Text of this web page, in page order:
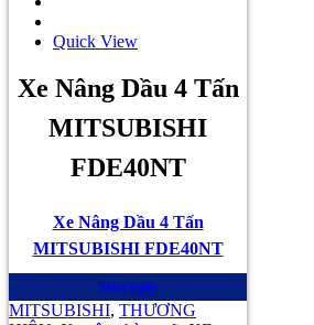
Quick View
Xe Nâng Dầu 4 Tấn
MITSUBISHI
FDE40NT
Xe Nâng Dầu 4 Tấn
MITSUBISHI FDE40NT
Mua ngay
MITSUBISHI, THƯƠNG